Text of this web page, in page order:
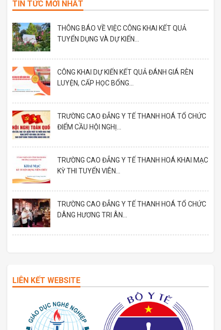
TIN TỨC MỚI NHẤT
THÔNG BÁO VỀ VIỆC CÔNG KHAI KẾT QUẢ
TUYỂN DỤNG VÀ DỰ KIẾN...
CÔNG KHAI DỰ KIẾN KẾT QUẢ ĐÁNH GIÁ RÈN
LUYỆN, CẤP HỌC BỔNG...
TRƯỜNG CAO ĐẲNG Y TẾ THANH HOÁ TỔ CHỨC
ĐIỂM CẦU HỘI NGHỊ...
TRƯỜNG CAO ĐẲNG Y TẾ THANH HOÁ KHAI MẠC
KỲ THI TUYỂN VIÊN...
TRƯỜNG CAO ĐẲNG Y TẾ THANH HOÁ TỔ CHỨC
DÂNG HƯƠNG TRI ÂN...
LIÊN KẾT WEBSITE